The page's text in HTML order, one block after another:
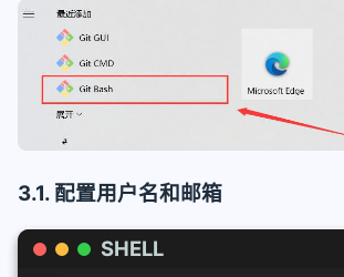
3.1. 配置用户名和邮箱
SHELL